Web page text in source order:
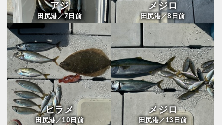
アジ
田尻港／7 日前
メジロ
田尻港／8日前
ヒラメ
田尻港／10日前
メジロ
田尻港／13日前